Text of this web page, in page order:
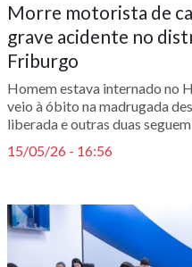
Morre motorista de
grave acidente no
Friburgo
Homem estava internado no
veio à óbito na madrugada
liberada e outras duas
15/05/26 - 16:56